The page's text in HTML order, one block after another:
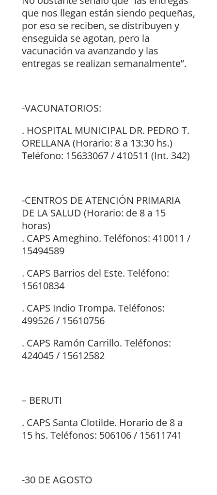
que nos llegan están siendo pequeñas,
por eso se reciben, se distribuyen y
enseguida se agotan, pero la
vacunación va avanzando y las
entregas se realizan semanalmente”.
-VACUNATORIOS:
. HOSPITAL MUNICIPAL DR. PEDRO T.
ORELLANA (Horario: 8 a 13:30 hs.)
Teléfono: 15633067 / 410511 (Int. 342)
-CENTROS DE ATENCIÓN PRIMARIA
DE LA SALUD (Horario: de 8 a 15
horas)
. CAPS Ameghino. Teléfonos: 410011 /
15494589
. CAPS Barrios del Este. Teléfono:
15610834
. CAPS Indio Trompa. Teléfonos:
499526 / 15610756
. CAPS Ramón Carrillo. Teléfonos:
424045 / 15612582
– BERUTI
. CAPS Santa Clotilde. Horario de 8 a
15 hs. Teléfonos: 506106 / 15611741
-30 DE AGOSTO